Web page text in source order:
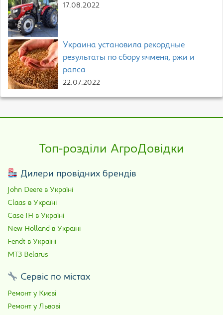
17.08.2022
Украина установила рекордные
результаты по сбору ячменя, ржи и
рапса
22.07.2022
Топ-розділи АгроДовідки
Дилери провідних брендів
John Deere в Україні
Claas в Україні
Case IH в Україні
New Holland в Україні
Fendt в Україні
МТЗ Belarus
Сервіс по містах
Ремонт у Києві
Ремонт у Львові